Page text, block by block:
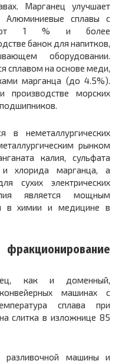
Марганец улучшает
Алюминиевые сплавы с
от 1 % и более
банок для напитков,
оборудовании.
сплавом на основе меди,
марганца (до 4.5%).
производстве морских
в неметаллургических
рынком
калия, сульфата
хлорида марганца, а
сухих электрических
является мощным
в химии и медицине в
как и доменный,
машинах с
сплава при
слитка в изложнице 85